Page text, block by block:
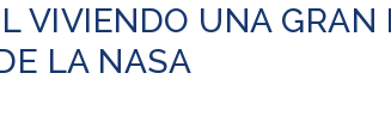
VIVIENDO UNA GRAN
LA NASA